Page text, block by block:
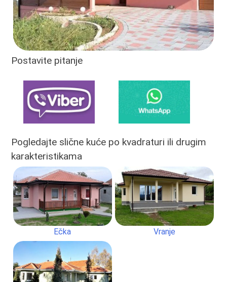
Postavite pitanje
Pogledajte slične kuće po kvadraturi ili drugim
karakteristikama
Ečka Vranje